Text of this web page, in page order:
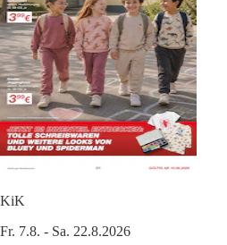
KiK
Fr. 7.8. - Sa. 22.8.2026